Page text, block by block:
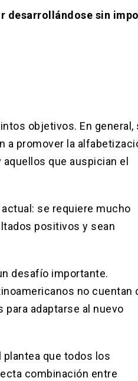
desarrollándose sin
objetivos. En general,
a promover la
que auspician el
se requiere mucho
positivos y sean
desafío importante.
no cuentan
adaptarse al nuevo
plantea que todos los
combinación entre